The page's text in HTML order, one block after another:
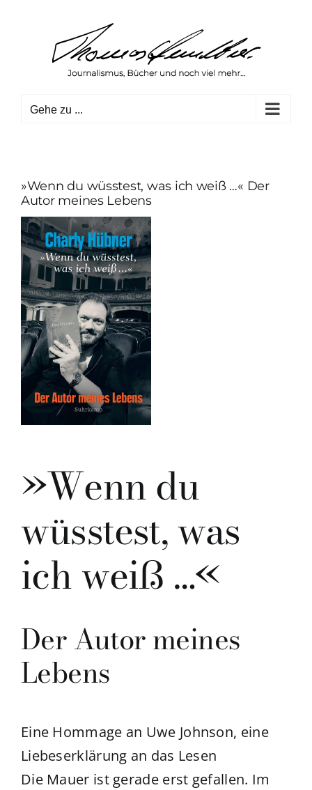
springen
Gehe zu ...
»Wenn du wüsstest, was ich weiß …« Der
Autor meines Lebens
»Wenn du
wüsstest, was
ich weiß …«
Der Autor meines
Lebens
Eine Hommage an Uwe Johnson, eine
Liebeserklärung an das Lesen
Die Mauer ist gerade erst gefallen. Im